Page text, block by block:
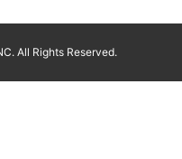
All Rights Reserved.